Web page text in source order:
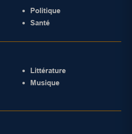
Politique
Santé
Littérature
Musique